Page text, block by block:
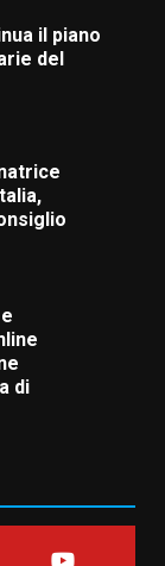
il piano
del
di